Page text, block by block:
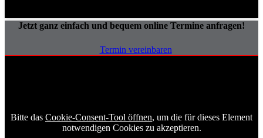
Jetzt ganz einfach und bequem online Termine anfragen!
Termin vereinbaren
Bitte das Cookie-Consent-Tool öffnen, um die für dieses Element
notwendigen Cookies zu akzeptieren.